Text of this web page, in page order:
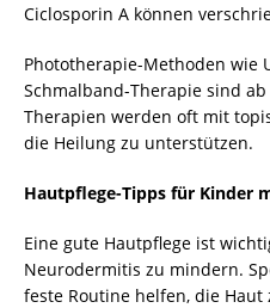
Ciclosporin A können
Phototherapie-Methoden wie
Schmalband-Therapie sind
Therapien werden oft mit
die Heilung zu unterstützen.
Hautpflege-Tipps für Kinder
Eine gute Hautpflege ist
Neurodermitis zu mindern.
feste Routine helfen, die Haut